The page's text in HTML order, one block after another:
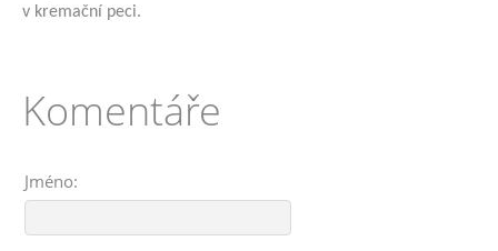
v kremační peci.
Komentáře
Jméno: